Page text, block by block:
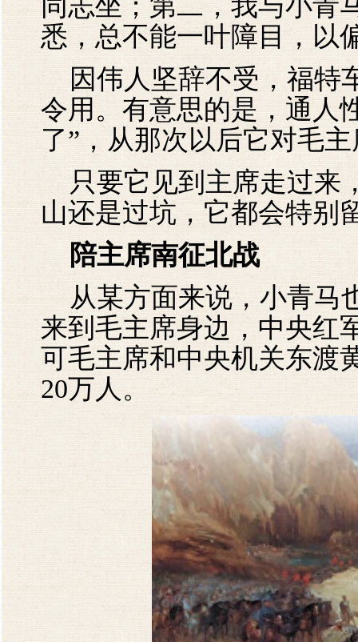
悉，总不能一叶障目，以
因伟人坚辞不受，福特
令用。有意思的是，通人
了”，从那次以后它对毛
只要它见到主席走过来
山还是过坑，它都会特别
陪主席南征北战
从某方面来说，小青马
来到毛主席身边，中央红
可毛主席和中央机关东渡
20万人。